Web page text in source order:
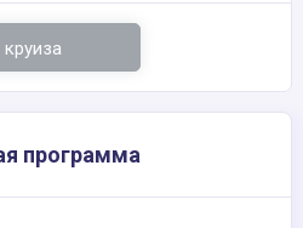
программа